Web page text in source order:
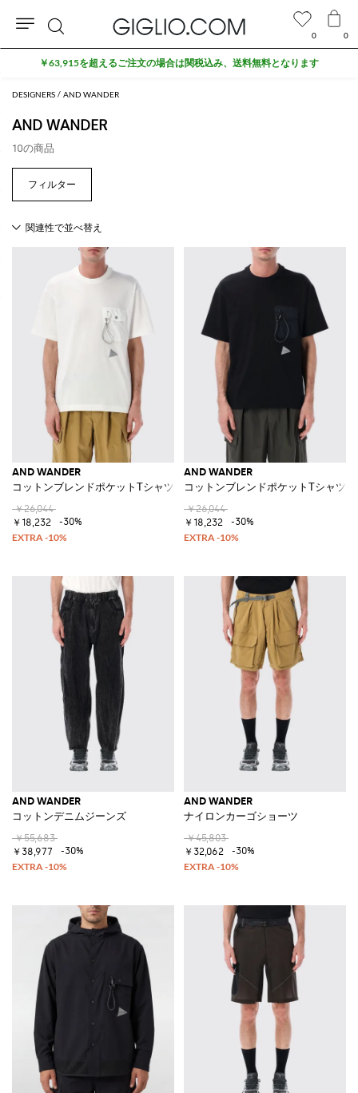
DESIGNERS AND WANDER
AND WANDER
10の商品
AND WANDER
コットンブレンドポケットTシャツ
￥26,044
￥18,232
-30%
AND WANDER
コットンブレンドポケットTシャツ
￥26,044
￥18,232
-30%
AND WANDER
コットンデニムジーンズ
￥55,683
￥38,977
-30%
AND WANDER
ナイロンカーゴショーツ
￥45,803
￥32,062
-30%
0 0
検
索
￥63,915を超えるご注文の場合は関税込み、送料無料となります